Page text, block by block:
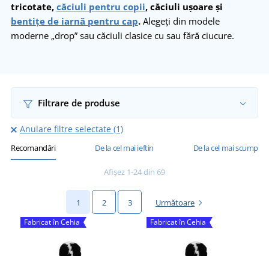
tricotate, căciuli pentru copii, căciuli ușoare și
bentițe de iarnă pentru cap. Alegeți din modele
moderne „drop” sau căciuli clasice cu sau fără ciucure.
Filtrare de produse
Anulare filtre selectate (1)
Recomandări De la cel mai ieftin De la cel mai scump
Afișez 1-24 din 69
1 2 3 Următoare
Fabricat în Cehia Fabricat în Cehia